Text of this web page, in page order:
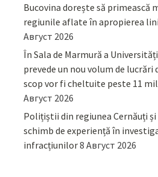
Bucovina dorește să primească
regiunile aflate în apropierea
Август 2026
În Sala de Marmură a
prevede un nou volum de lucrări
scop vor fi cheltuite peste 11
Август 2026
Polițiștii din regiunea Cernăuți
schimb de experiență în
infracțiunilor8 Август 2026